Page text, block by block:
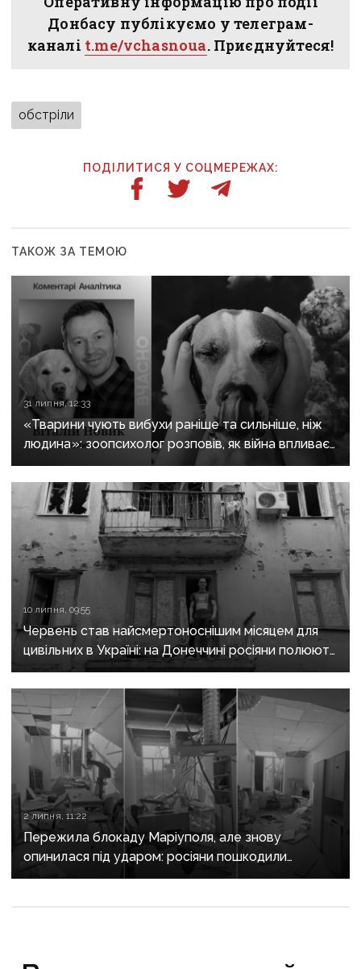
Донбасу публікуємо у телеграм-
каналі t.me/vchasnoua. Приєднуйтеся!
обстріли
ПОДІЛИТИСЯ У СОЦМЕРЕЖАХ:
ТАКОЖ ЗА ТЕМОЮ
31 липня, 12:33
«Тварини чують вибухи раніше та сильніше, ніж
людина»: зоопсихолог розповів, як війна впливає
на домашніх улюбленців
10 липня, 09:55
Червень став найсмертоноснішим місяцем для
цивільних в Україні: на Донеччині росіяни полюють
на людей FPV-дронами та нищать житлові
квартали
2 липня, 11:22
Пережила блокаду Маріуполя, але знову
опинилася під ударом: росіяни пошкодили
евакуйовану до Києва лікарню Донеччини